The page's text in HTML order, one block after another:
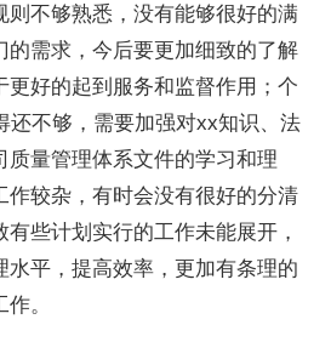
则不够熟悉，没有能够很好的满
的需求，今后要更加细致的了解
更好的起到服务和监督作用；个
还不够，需要加强对xx知识、法
质量管理体系文件的学习和理
作较杂，有时会没有很好的分清
些计划实行的工作未能展开，
水平，提高效率，更加有条理的
。